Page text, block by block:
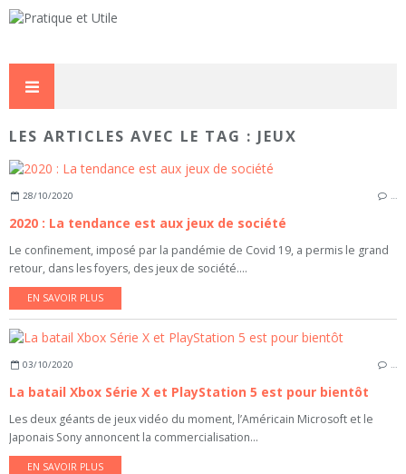
LES ARTICLES AVEC LE TAG : JEUX
28/10/2020 …
2020 : La tendance est aux jeux de société
Le confinement, imposé par la pandémie de Covid 19, a permis le grand
retour, dans les foyers, des jeux de société....
EN SAVOIR PLUS
03/10/2020 …
La batail Xbox Série X et PlayStation 5 est pour bientôt
Les deux géants de jeux vidéo du moment, l’Américain Microsoft et le
Japonais Sony annoncent la commercialisation...
EN SAVOIR PLUS